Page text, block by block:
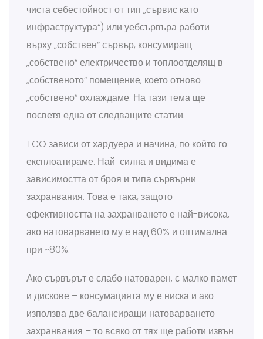
чиста себестойност от тип „сървис като
инфраструктура“) или уебсървъра работи
върху „собствен“ сървър, консумиращ
„собствено“ електричество и топлоотделящ в
„собственото“ помещение, което отново
„собствено“ охлаждаме. На тази тема ще
посветя една от следващите статии.
TCO зависи от хардуера и начина, по който го
експлоатираме. Най-силна и видима е
зависимостта от броя и типа сървърни
захранвания. Това е така, защото
ефективността на захранването е най-висока,
ако натоварването му е над 60% и оптимална
при ~80%.
Ако сървърът е слабо натоварен, с малко памет
и дискове – консумацията му е ниска и ако
използва две балансиращи натоварването
захранвания – то всяко от тях ще работи извън